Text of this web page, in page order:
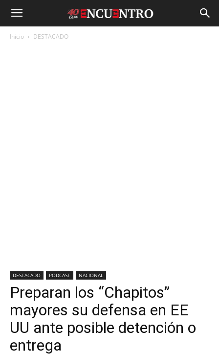
Inicio DESTACADO
DESTACADO PODCAST NACIONAL
Preparan los “Chapitos”
mayores su defensa en EE
UU ante posible detención o
entrega